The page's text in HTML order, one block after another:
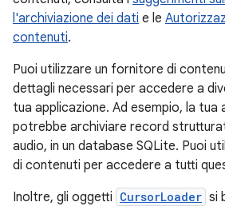
l'archiviazione dei dati e le
contenuti.
Puoi utilizzare un fornitore di
dettagli necessari per accedere a
tua applicazione. Ad esempio, la tua
potrebbe archiviare record
audio, in un database SQLite. Puoi
di contenuti per accedere a tutti
Inoltre, gli oggetti CursorLoader si